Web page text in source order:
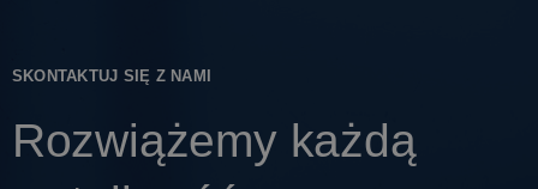
SKONTAKTUJ SIĘ Z NAMI
Rozwiążemy każdą